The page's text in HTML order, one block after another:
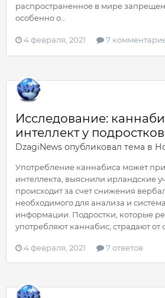
распространенное в мире
особенно о...
4 февраля, 2021 7
Исследование:
интеллект у подростков
DzagiNews опубликовал тема в
Употребление каннабиса может
интеллекта, выяснили ирландские
происходит за счет снижения
необходимого для анализа и
информации. Подростки, которые
употребляют каннабис, страдают от
4 февраля, 2021 7 ответов